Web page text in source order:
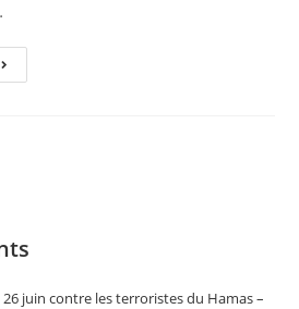
juin contre les terroristes du Hamas –